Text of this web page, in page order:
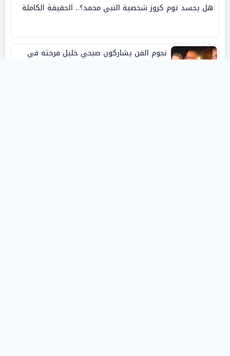
هل يجسد توم كروز شخصية النبي محمد؟.. الحقيقة الكاملة
نجوم الفن يشاركون صبحي خليل فرحته في